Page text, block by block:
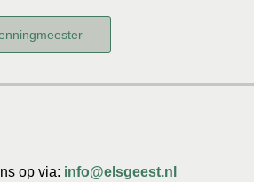
op via: info@elsgeest.nl